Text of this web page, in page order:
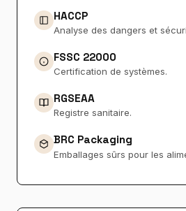
HACCP
Analyse des dangers et
FSSC 22000
Certification de systèmes.
RGSEAA
Registre sanitaire.
BRC Packaging
Emballages sûrs pour les